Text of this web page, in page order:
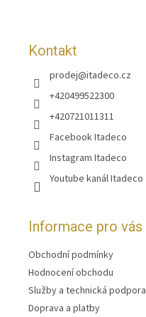
Kontakt
prodej@itadeco.cz
+420499522300
+420721011311
Facebook Itadeco
Instagram Itadeco
Youtube kanál Itadeco
Informace pro vás
Obchodní podmínky
Hodnocení obchodu
Služby a technická podpora
Doprava a platby